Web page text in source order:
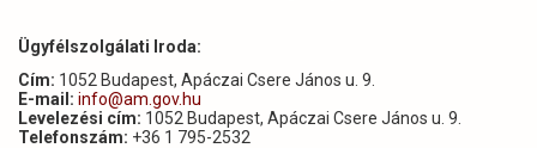
Ügyfélszolgálati Iroda:
Cím: 1052 Budapest, Apáczai Csere János u. 9.
E-mail: info@am.gov.hu
Levelezési cím: 1052 Budapest, Apáczai Csere János u. 9.
Telefonszám: +36 1 795-2532